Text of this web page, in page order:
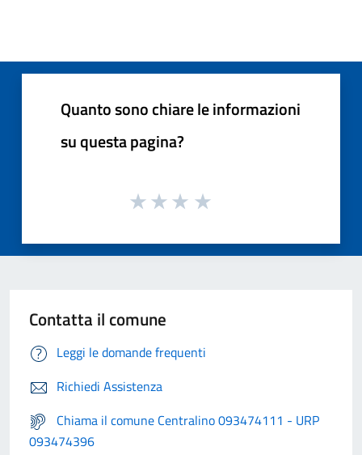
Quanto sono chiare le informazioni
su questa pagina?
Contatta il comune
Leggi le domande frequenti
Richiedi Assistenza
Chiama il comune Centralino 093474111 - URP
093474396